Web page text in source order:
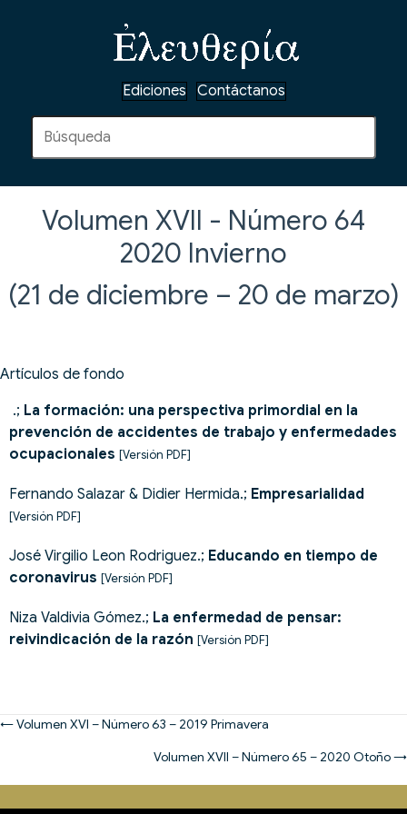
Ediciones Contáctanos
Volumen XVII - Número 64
2020 Invierno
(21 de diciembre – 20 de marzo)
Artículos de fondo
.; La formación: una perspectiva primordial en la
prevención de accidentes de trabajo y enfermedades
ocupacionales [Versión PDF]
Fernando Salazar & Didier Hermida.; Empresarialidad
[Versión PDF]
José Virgilio Leon Rodriguez.; Educando en tiempo de
coronavirus [Versión PDF]
Niza Valdivia Gómez.; La enfermedad de pensar:
reivindicación de la razón [Versión PDF]
Posts
← Volumen XVI – Número 63 – 2019 Primavera
Volumen XVII – Número 65 – 2020 Otoño →